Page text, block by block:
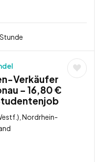
Verkäufer
– 16,80 €
Nordrhein-